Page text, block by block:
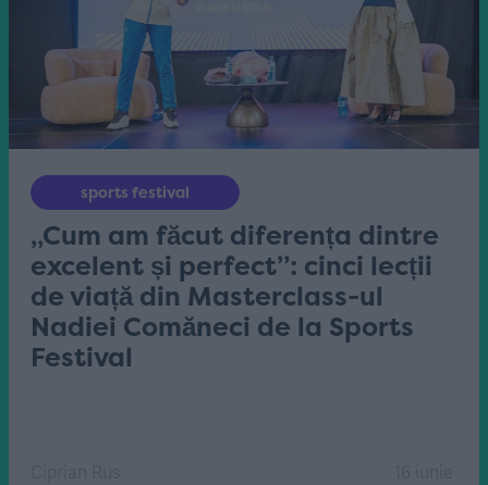
sports festival
„Cum am făcut diferența dintre
excelent și perfect”: cinci lecții
de viață din Masterclass-ul
Nadiei Comăneci de la Sports
Festival